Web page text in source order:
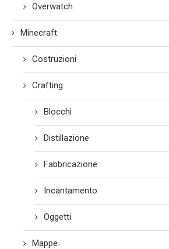
Overwatch
Minecraft
Costruzioni
Crafting
Blocchi
Distillazione
Fabbricazione
Incantamento
Oggetti
Mappe